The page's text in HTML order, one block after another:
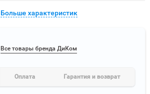
Больше характеристик
Все товары бренда ДиКом
Оплата Гарантия и возврат